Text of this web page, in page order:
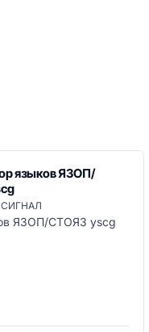
языков ЯЗОП/
ЯЗОП/СТОЯЗ yscg